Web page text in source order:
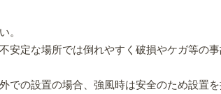
。
安定な場所では倒れやすく破損やケガ等の
の設置の場合、強風時は安全のため設置を